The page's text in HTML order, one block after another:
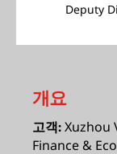
Deputy
개요
고객: Xuzhou
Finance &